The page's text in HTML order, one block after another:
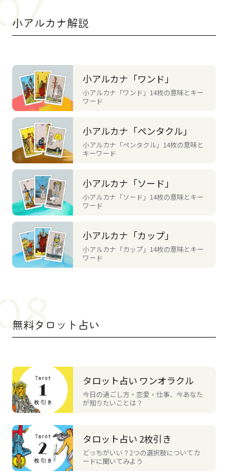
小アルカナ解説
小アルカナ「ワンド」
小アルカナ「ワンド」14枚の意味とキー
ワード
小アルカナ「ペンタクル」
小アルカナ「ペンタクル」14枚の意味と
キーワード
小アルカナ「ソード」
小アルカナ「ソード」14枚の意味とキー
ワード
小アルカナ「カップ」
小アルカナ「カップ」14枚の意味とキー
ワード
無料タロット占い
タロット占い ワンオラクル
今日の過ごし方・恋愛・仕事、今あなた
が知りたいことは？
タロット占い 2枚引き
どっちがいい？2つの選択肢についてカ
ードに聞いてみよう